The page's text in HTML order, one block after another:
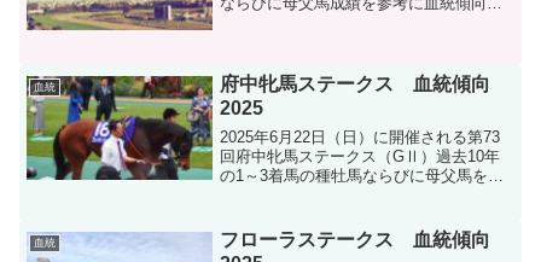
血統
府中牝馬ステークス 血統傾向
2025
2025年6月22日（日）に開催される第73
回府中牝馬ステークス（GⅡ）過去10年
の1～3着馬の種牡馬ならびに母父馬を参
血統
フローラステークス 血統傾向